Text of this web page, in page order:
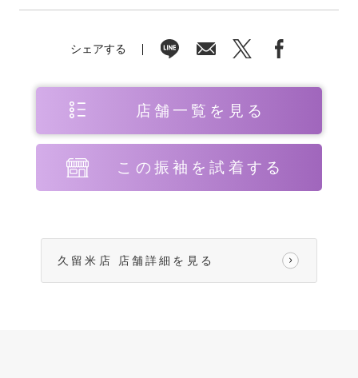
シェアする
店舗一覧を見る
この振袖を試着する
久留米店 店舗詳細を見る